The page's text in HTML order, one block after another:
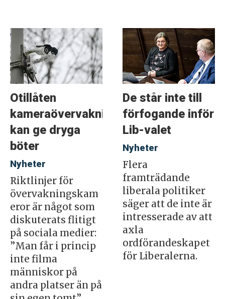
Otillåten
kameraövervakning
kan ge dryga
böter
Nyheter
Riktlinjer för
övervakningskam
eror är något som
diskuterats flitigt
på sociala medier:
”Man får i princip
inte filma
människor på
andra platser än på
De står inte till
förfogande inför
Lib-valet
Nyheter
Flera
framträdande
liberala politiker
säger att de inte är
intresserade av att
axla
ordförandeskapet
för Liberalerna.